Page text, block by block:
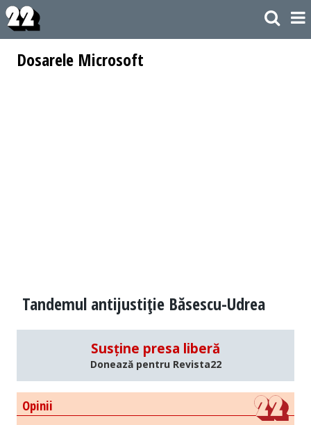
Dosarele Microsoft
Tandemul antijustiţie Băsescu-Udrea
Susține presa liberă
Donează pentru Revista22
Opinii